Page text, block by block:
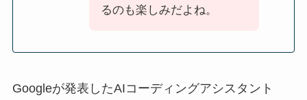
るのも楽しみだよね。
Googleが発表したAIコーディングアシスタント